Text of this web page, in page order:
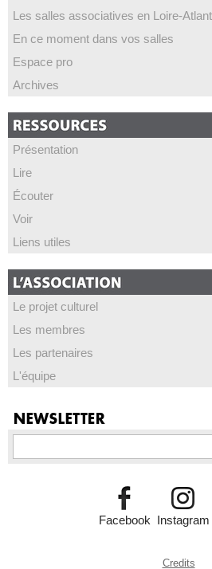
Les salles associatives en Loire-
En ce moment dans vos salles
Espace pro
Archives
Présentation
Lire
Écouter
Voir
Liens utiles
Le projet culturel
Les membres
Les partenaires
L'équipe
Facebook Instagram
Credits